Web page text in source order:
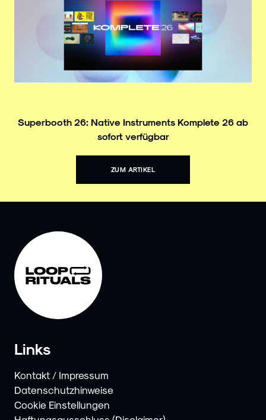
Superbooth 26: Native Instruments Komplete 26 ab
sofort verfügbar
ZUM ARTIKEL
Links
Kontakt / Impressum
Datenschutzhinweise
Cookie Einstellungen